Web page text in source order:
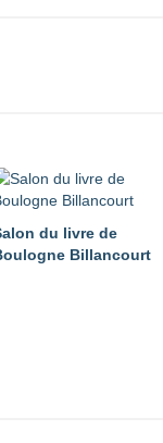
du livre de
Billancourt